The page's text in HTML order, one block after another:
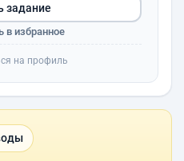
задание
в избранное
на профиль